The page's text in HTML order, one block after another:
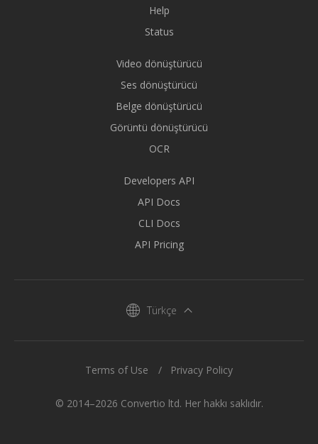
Help
Status
Video dönüştürücü
Ses dönüştürücü
Belge dönüştürücü
Görüntü dönüştürücü
OCR
Developers API
API Docs
CLI Docs
API Pricing
Türkçe
© 2014–2026 Convertio ltd. Her hakkı saklıdır.
Terms of Use Privacy Policy